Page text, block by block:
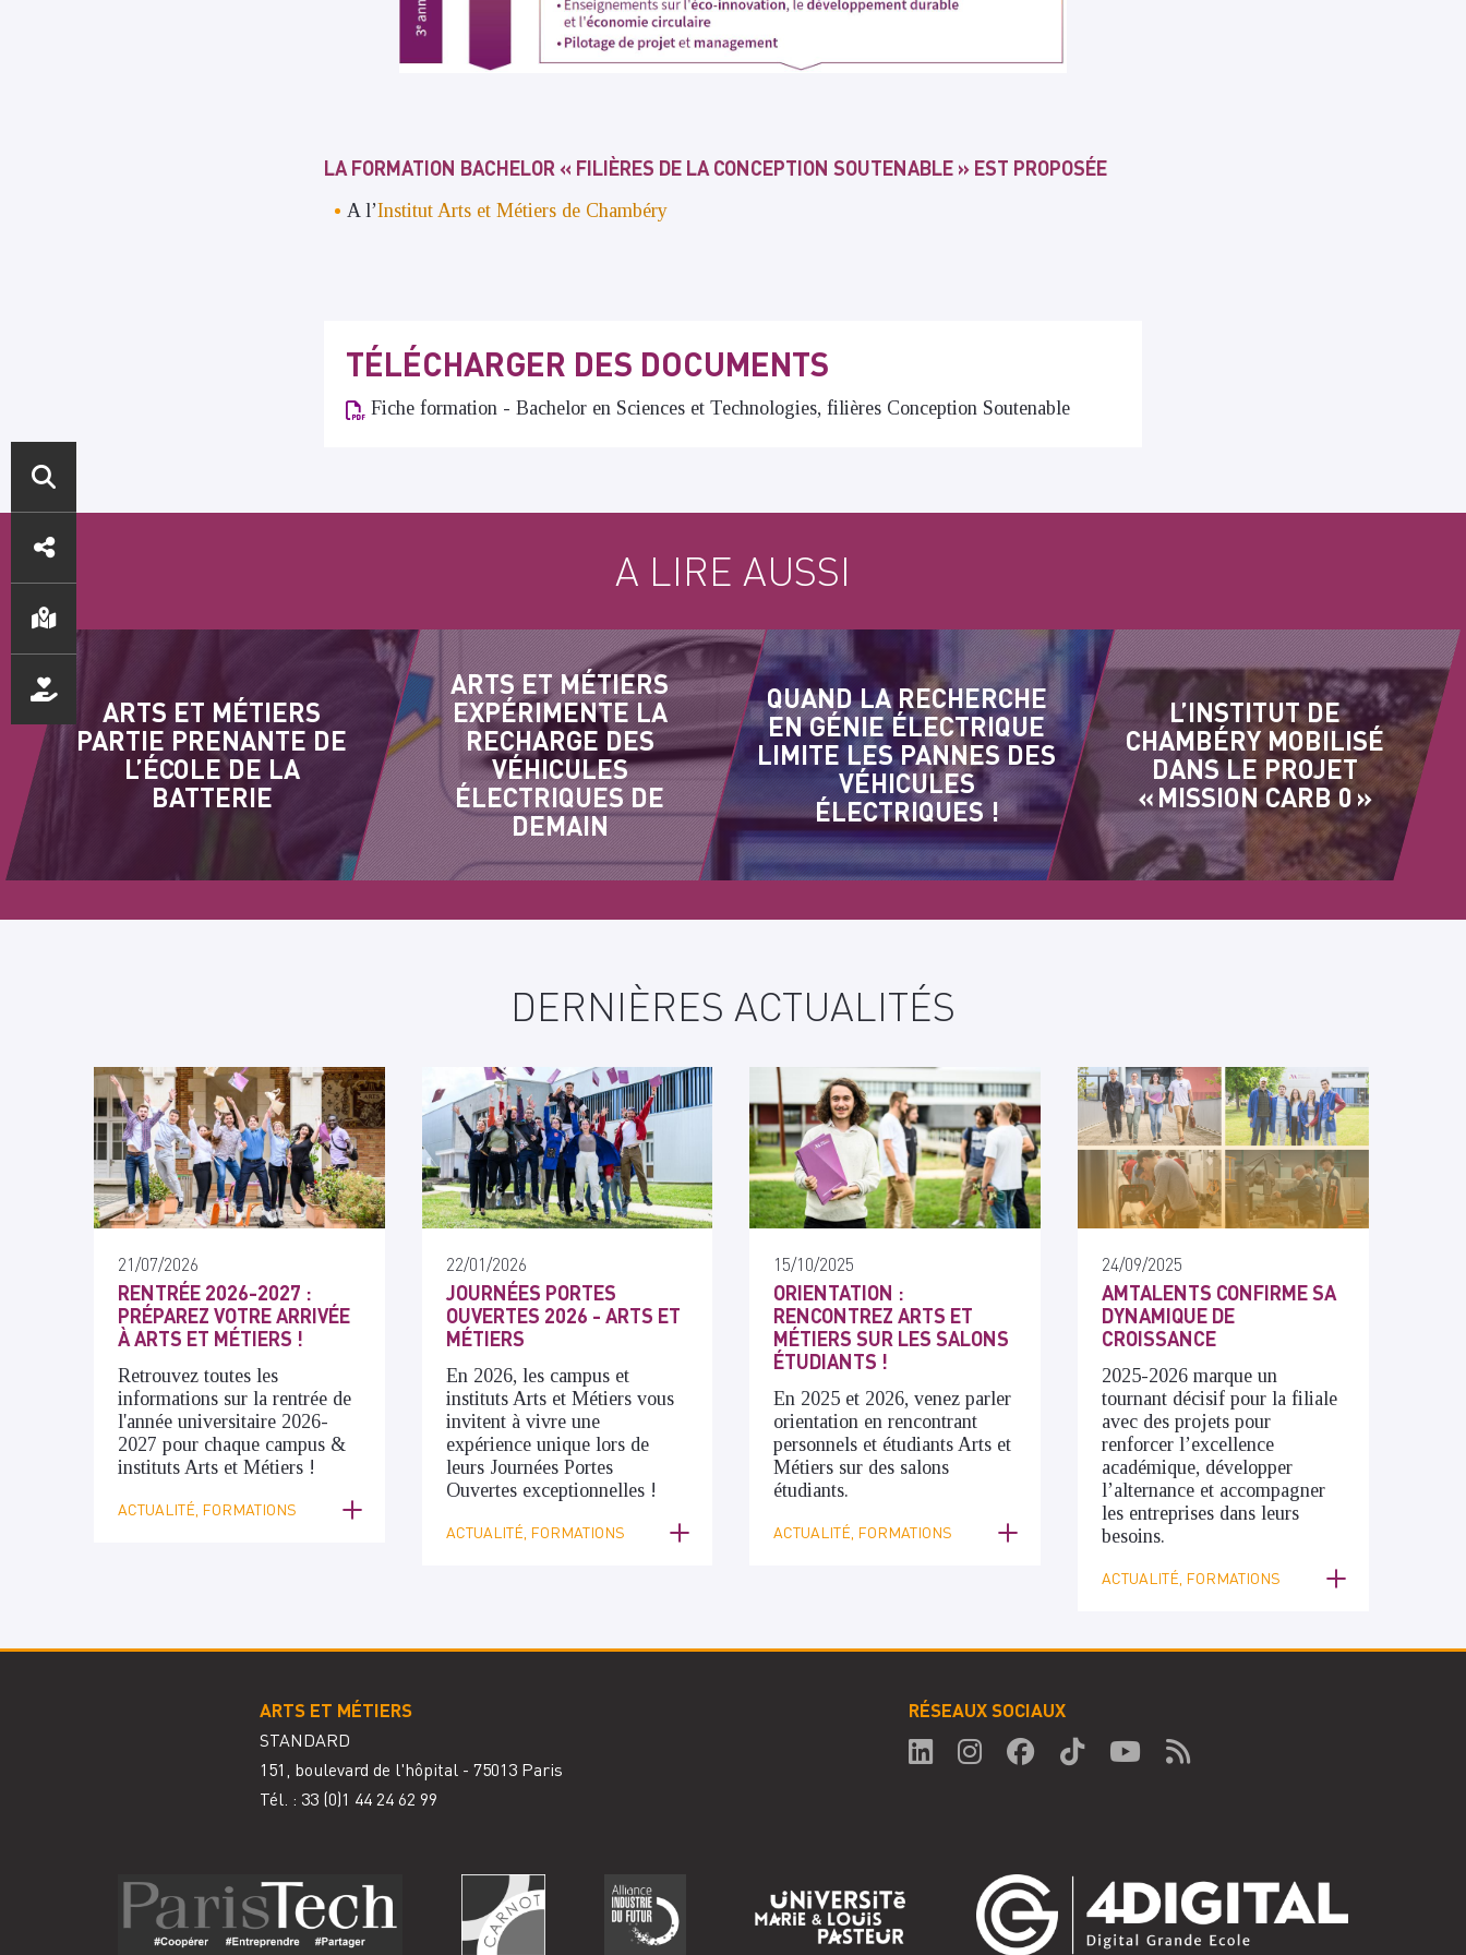
ACCÈS
DIRECTS
LA FORMATION BACHELOR « FILIÈRES DE LA CONCEPTION SOUTENABLE » EST PROPOSÉE​
A l’Institut Arts et Métiers de Chambéry
TÉLÉCHARGER DES DOCUMENTS
Fiche formation - Bachelor en Sciences et Technologies, filières Conception Soutenable
A LIRE AUSSI
ARTS ET MÉTIERS
PARTIE PRENANTE DE
L’ÉCOLE DE LA
BATTERIE
ARTS ET MÉTIERS
EXPÉRIMENTE LA
RECHARGE DES
VÉHICULES
ÉLECTRIQUES DE
DEMAIN
QUAND LA RECHERCHE
EN GÉNIE ÉLECTRIQUE
LIMITE LES PANNES DES
VÉHICULES
ÉLECTRIQUES !
L’INSTITUT DE
CHAMBÉRY MOBILISÉ
DANS LE PROJET
« MISSION CARB 0 »
DERNIÈRES ACTUALITÉS
21/07/2026
RENTRÉE 2026-2027 :
PRÉPAREZ VOTRE ARRIVÉE
À ARTS ET MÉTIERS !
Retrouvez toutes les
informations sur la rentrée de
l'année universitaire 2026-
2027 pour chaque campus &
instituts Arts et Métiers !
ACTUALITÉ, FORMATIONS
22/01/2026
JOURNÉES PORTES
OUVERTES 2026 - ARTS ET
MÉTIERS
En 2026, les campus et
instituts Arts et Métiers vous
invitent à vivre une
expérience unique lors de
leurs Journées Portes
Ouvertes exceptionnelles !
ACTUALITÉ, FORMATIONS
15/10/2025
ORIENTATION :
RENCONTREZ ARTS ET
MÉTIERS SUR LES SALONS
ÉTUDIANTS !
En 2025 et 2026, venez parler
orientation en rencontrant
personnels et étudiants Arts et
Métiers sur des salons
étudiants.
ACTUALITÉ, FORMATIONS
24/09/2025
AMTALENTS CONFIRME SA
DYNAMIQUE DE
CROISSANCE
2025-2026 marque un
tournant décisif pour la filiale
avec des projets pour
renforcer l’excellence
académique, développer
l’alternance et accompagner
les entreprises dans leurs
besoins.
ACTUALITÉ, FORMATIONS
ARTS ET MÉTIERS
STANDARD
151, boulevard de l'hôpital - 75013 Paris
Tél. : 33 (0)1 44 24 62 99
RÉSEAUX SOCIAUX